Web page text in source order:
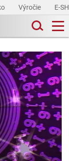
Výročie E-